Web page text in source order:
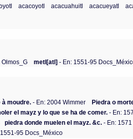
acacoyotl acacuahuitl acacueyatl
Olmos_G metl[atl] - En: 1551-95
à moudre. - En: 2004 Wimmer Piedra o
el mayz y lo que se ha de comer. - En:
piedra donde muelen el mayz. &c. - En:
95 Docs_México